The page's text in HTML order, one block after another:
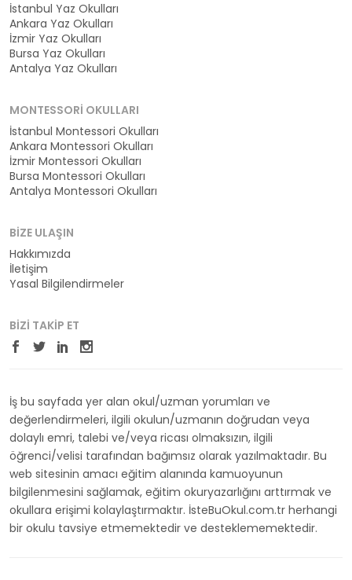
İstanbul Yaz Okulları
Ankara Yaz Okulları
İzmir Yaz Okulları
Bursa Yaz Okulları
Antalya Yaz Okulları
MONTESSORI OKULLARI
İstanbul Montessori Okulları
Ankara Montessori Okulları
İzmir Montessori Okulları
Bursa Montessori Okulları
Antalya Montessori Okulları
BIZE ULAŞIN
Hakkımızda
İletişim
Yasal Bilgilendirmeler
BIZI TAKIP ET
İş bu sayfada yer alan okul/uzman yorumları ve
değerlendirmeleri, ilgili okulun/uzmanın doğrudan veya
dolaylı emri, talebi ve/veya ricası olmaksızın, ilgili
öğrenci/velisi tarafından bağımsız olarak yazılmaktadır. Bu
web sitesinin amacı eğitim alanında kamuoyunun
bilgilenmesini sağlamak, eğitim okuryazarlığını arttırmak ve
okullara erişimi kolaylaştırmaktır. İsteBuOkul.com.tr herhangi
bir okulu tavsiye etmemektedir ve desteklememektedir.